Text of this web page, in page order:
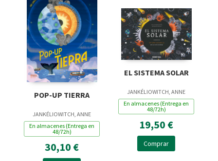
POP-UP TIERRA
JANKÉLIOWITCH, ANNE
En almacenes (Entrega en
48/72h)
30,10 €
EL SISTEMA SOLAR
JANKÉLIOWITCH, ANNE
En almacenes (Entrega en
48/72h)
19,50 €
Comprar